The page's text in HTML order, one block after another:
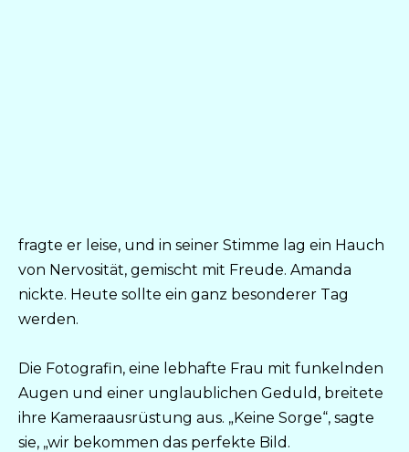
fragte er leise, und in seiner Stimme lag ein Hauch
von Nervosität, gemischt mit Freude. Amanda
nickte. Heute sollte ein ganz besonderer Tag
werden.
Die Fotografin, eine lebhafte Frau mit funkelnden
Augen und einer unglaublichen Geduld, breitete
ihre Kameraausrüstung aus. „Keine Sorge“, sagte
sie, „wir bekommen das perfekte Bild.